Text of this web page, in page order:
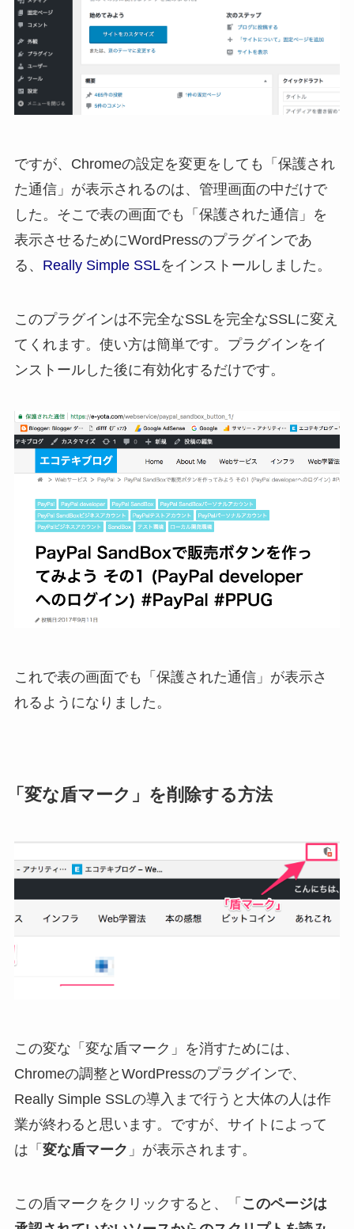
ですが、Chromeの設定を変更をしても「保護され
た通信」が表示されるのは、管理画面の中だけで
した。そこで表の画面でも「保護された通信」を
表示させるためにWordPressのプラグインであ
る、 Really Simple SSLをインストールしました。
このプラグインは不完全なSSLを完全なSSLに変え
てくれます。使い方は簡単です。プラグインをイ
ンストールした後に有効化するだけです。
これで表の画面でも「保護された通信」が表示さ
れるようになりました。
「変な盾マーク」を削除する方法
この変な「変な盾マーク」を消すためには、
Chromeの調整とWordPressのプラグインで、
Really Simple SSLの導入まで行うと大体の人は作
業が終わると思います。ですが、サイトによって
は「 変な盾マーク 」が表示されます。
この盾マークをクリックすると、「 このページは